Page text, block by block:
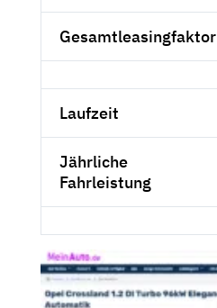
Gesamtleasingfaktor
Laufzeit
Jährliche
Fahrleistung